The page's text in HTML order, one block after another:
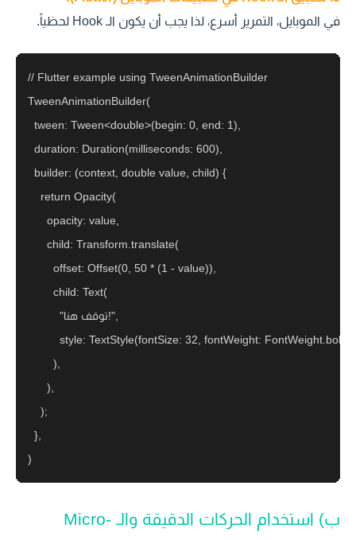
في الموبايل، التمرير أسرع، لذا يجب أن يكون الـ Hook لحظياً.
// Flutter example using TweenAnimationBuilder
TweenAnimationBuilder(
  tween: Tween<double>(begin: 0, end: 1),
  duration: Duration(milliseconds: 600),
  builder: (context, double value, child) {
    return Opacity(
      opacity: value,
      child: Transform.translate(
        offset: Offset(0, 50 * (1 - value)),
        child: Text(
          "توقف هنا!",
style: TextStyle(fontSize: 32, fontWeight:
        ),
      ),
    );
ب) استخدام الحركات الدقيقة والـ Micro-